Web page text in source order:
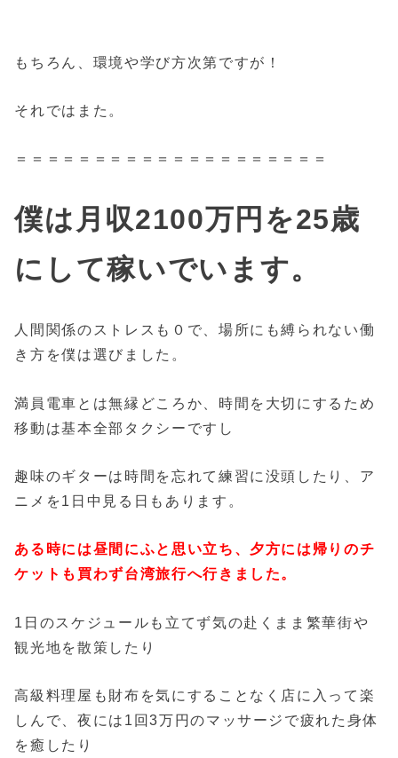
もちろん、環境や学び方次第ですが！
それではまた。
＝＝＝＝＝＝＝＝＝＝＝＝＝＝＝＝＝＝＝＝
僕は月収2100万円を25歳
にして稼いでいます。
人間関係のストレスも０で、場所にも縛られない働
き方を僕は選びました。
満員電車とは無縁どころか、時間を大切にするため
移動は基本全部タクシーですし
趣味のギターは時間を忘れて練習に没頭したり、ア
ニメを1日中見る日もあります。
ある時には昼間にふと思い立ち、夕方には帰りのチ
ケットも買わず台湾旅行へ行きました。
1日のスケジュールも立てず気の赴くまま繁華街や
観光地を散策したり
高級料理屋も財布を気にすることなく店に入って楽
しんで、夜には1回3万円のマッサージで疲れた身体
を癒したり